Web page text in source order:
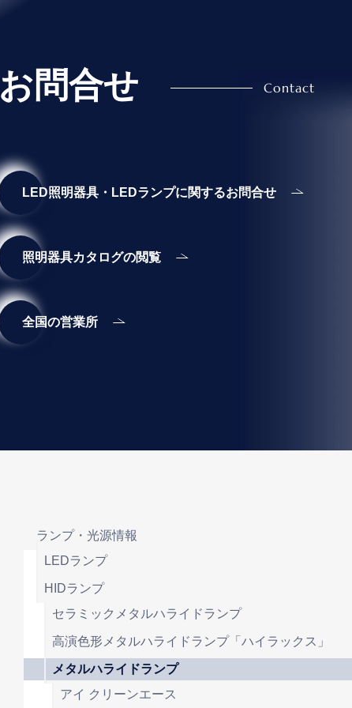
お問合せ
LED照明器具・LEDランプに関するお問合せ
照明器具カタログの閲覧
全国の営業所
ランプ・光源情報
LEDランプ
HIDランプ
セラミックメタルハライドランプ
高演色形メタルハライドランプ「ハイラックス」
メタルハライドランプ
アイ クリーンエース